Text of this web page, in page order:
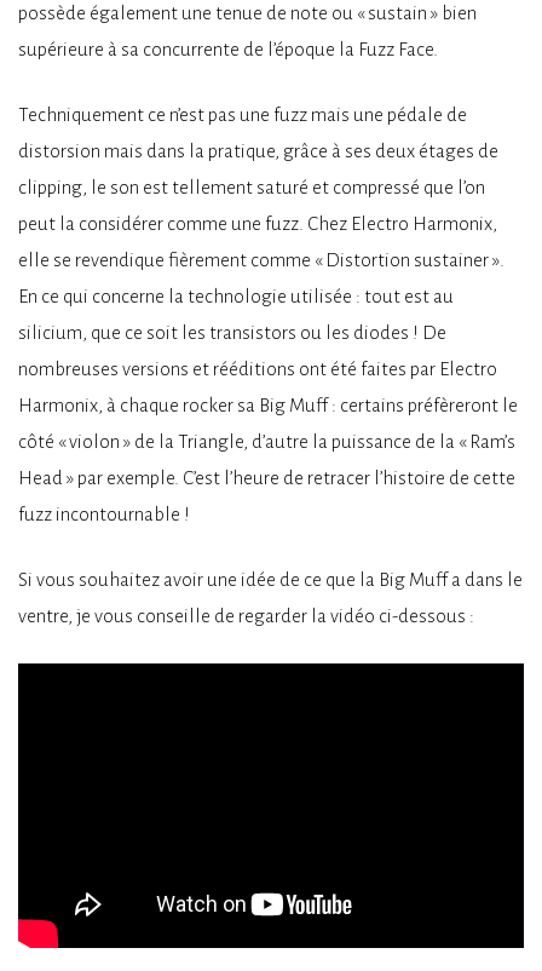
possède également une tenue de note ou « sustain » bien
supérieure à sa concurrente de l’époque la Fuzz Face.
Techniquement ce n’est pas une fuzz mais une pédale de
distorsion mais dans la pratique, grâce à ses deux étages de
clipping, le son est tellement saturé et compressé que l’on
peut la considérer comme une fuzz. Chez Electro Harmonix,
elle se revendique fièrement comme « Distortion sustainer ».
En ce qui concerne la technologie utilisée : tout est au
silicium, que ce soit les transistors ou les diodes ! De
nombreuses versions et rééditions ont été faites par Electro
Harmonix, à chaque rocker sa Big Muff : certains préfèreront le
côté « violon » de la Triangle, d’autre la puissance de la « Ram’s
Head » par exemple. C’est l’heure de retracer l’histoire de cette
fuzz incontournable !
Si vous souhaitez avoir une idée de ce que la Big Muff a dans le
ventre, je vous conseille de regarder la vidéo ci-dessous :